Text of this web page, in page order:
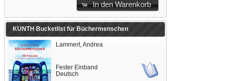
In den Warenkorb
KUNTH Bucketlist für Büchermenschen
Lammert, Andrea
Fester Einband
Deutsch